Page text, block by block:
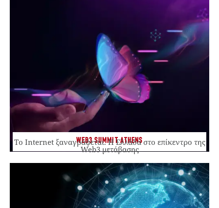
WEB3 SUMMIT ATHENS
Το Internet ξαναγράφεται. Η Ελλάδα στο επίκεντρο της
Web3 μετάβασης